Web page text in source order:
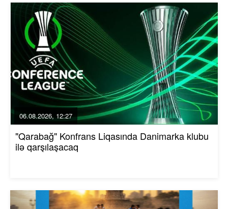
06.08.2026, 12:27
"Qarabağ" Konfrans Liqasında Danimarka klubu
ilə qarşılaşacaq